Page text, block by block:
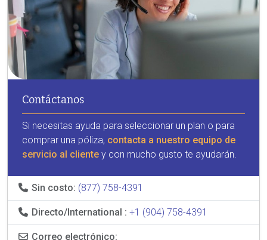
Contáctanos
Si necesitas ayuda para seleccionar un plan o para
comprar una póliza, contacta a nuestro equipo de
servicio al cliente y con mucho gusto te ayudarán.
Sin costo: (877) 758-4391
Directo/International : +1 (904) 758-4391
Correo electrónico: